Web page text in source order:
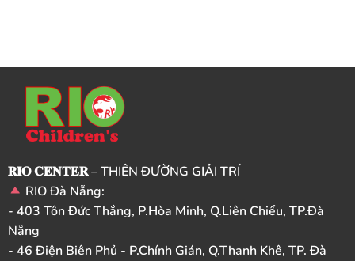
𝐑𝐈𝐎 𝐂𝐄𝐍𝐓𝐄𝐑 – THIÊN ĐƯỜNG GIẢI TRÍ
RIO Đà Nẵng:
- 403 Tôn Đức Thắng, P.Hòa Minh, Q.Liên Chiểu, TP.Đà
Nẵng
- 46 Điện Biên Phủ - P.Chính Gián, Q.Thanh Khê, TP. Đà